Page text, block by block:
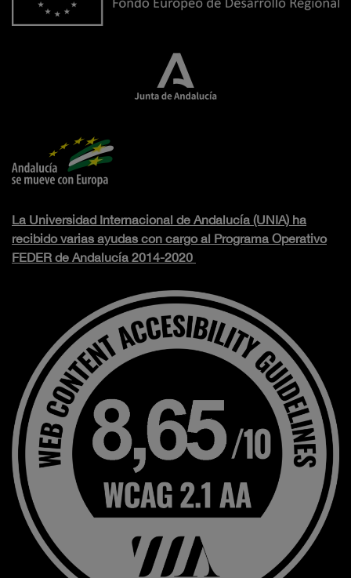
La Universidad Internacional de Andalucía (UNIA) ha
recibido varias ayudas con cargo al Programa Operativo
FEDER de Andalucía 2014-2020